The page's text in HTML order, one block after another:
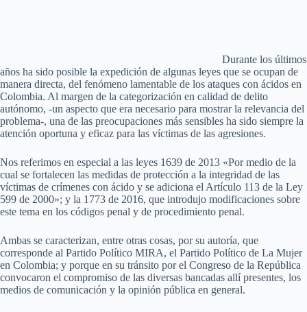
Durante los últimos
años ha sido posible la expedición de algunas leyes que se ocupan de
manera directa, del fenómeno lamentable de los ataques con ácidos en
Colombia. Al margen de la categorización en calidad de delito
autónomo, -un aspecto que era necesario para mostrar la relevancia del
problema-, una de las preocupaciones más sensibles ha sido siempre la
atención oportuna y eficaz para las víctimas de las agresiones.
Nos referimos en especial a las leyes 1639 de 2013 «Por medio de la
cual se fortalecen las medidas de protección a la integridad de las
víctimas de crímenes con ácido y se adiciona el Artículo 113 de la Ley
599 de 2000»; y la 1773 de 2016, que introdujo modificaciones sobre
este tema en los códigos penal y de procedimiento penal.
Ambas se caracterizan, entre otras cosas, por su autoría, que
corresponde al Partido Político MIRA, el Partido Político de La Mujer
en Colombia; y porque en su tránsito por el Congreso de la República
convocaron el compromiso de las diversas bancadas allí presentes, los
medios de comunicación y la opinión pública en general.